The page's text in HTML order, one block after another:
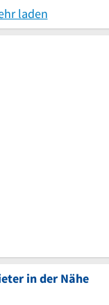
laden
in der Nähe